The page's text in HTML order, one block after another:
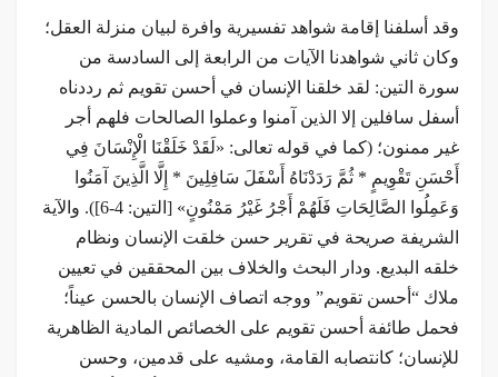
وقد أسلفنا إقامة شواهد تفسيرية وافرة لبيان منزلة العقل؛
وكان ثاني شواهدنا الآيات من الرابعة إلى السادسة من
سورة التين: لقد خلقنا الإنسان في أحسن تقویم ثم رددناه
أسفل سافلین إلا الذين آمنوا وعملوا الصالحات فلهم أجر
غير ممنون؛ (كما في قوله تعالى: «لَقَدْ خَلَقْنَا الْإِنْسَانَ فِي
أَحْسَنِ تَقْوِيمٍ * ثُمَّ رَدَدْنَاهُ أَسْفَلَ سَافِلِينَ * إِلَّا الَّذِينَ آمَنُوا
وَعَمِلُوا الصَّالِحَاتِ فَلَهُمْ أَجْرُ غَيْرُ مَمْنُونٍ» [التين: 4-6]). والآية
الشريفة صريحة في تقرير حسن خلقت الإنسان ونظام
خلقه البديع. ودار البحث والخلاف بين المحققين في تعيين
ملاك “أحسن تقويم” ووجه اتصاف الإنسان بالحسن عيناً؛
فحمل طائفة أحسن تقويم على الخصائص المادية الظاهرية
للإنسان؛ كانتصابه القامة، ومشيه على قدمين، وحسن